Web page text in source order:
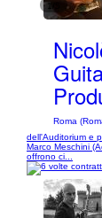
1/5
Roma
dell'Auditorium e
Marco Meschini
offrono ci...